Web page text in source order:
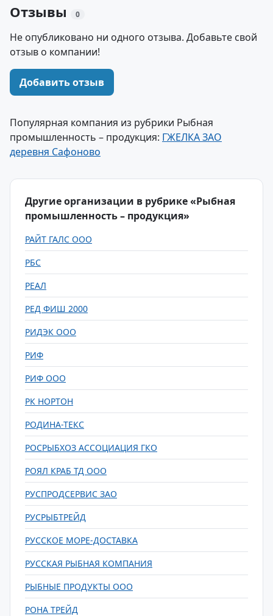
Отзывы 0
Не опубликовано ни одного отзыва. Добавьте свой
отзыв о компании!
Добавить отзыв
Популярная компания из рубрики Рыбная
промышленность – продукция: ГЖЕЛКА ЗАО
деревня Сафоново
Другие организации в рубрике «Рыбная
промышленность – продукция»
РАЙТ ГАЛС ООО
РБС
РЕАЛ
РЕД ФИШ 2000
РИДЭК ООО
РИФ
РИФ ООО
РК НОРТОН
РОДИНА-ТЕКС
РОСРЫБХОЗ АССОЦИАЦИЯ ГКО
РОЯЛ КРАБ ТД ООО
РУСПРОДСЕРВИС ЗАО
РУСРЫБТРЕЙД
РУССКОЕ МОРЕ-ДОСТАВКА
РУССКАЯ РЫБНАЯ КОМПАНИЯ
РЫБНЫЕ ПРОДУКТЫ ООО
РОНА ТРЕЙД